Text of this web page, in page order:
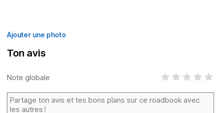
Ajouter une photo
Ton avis
Note globale